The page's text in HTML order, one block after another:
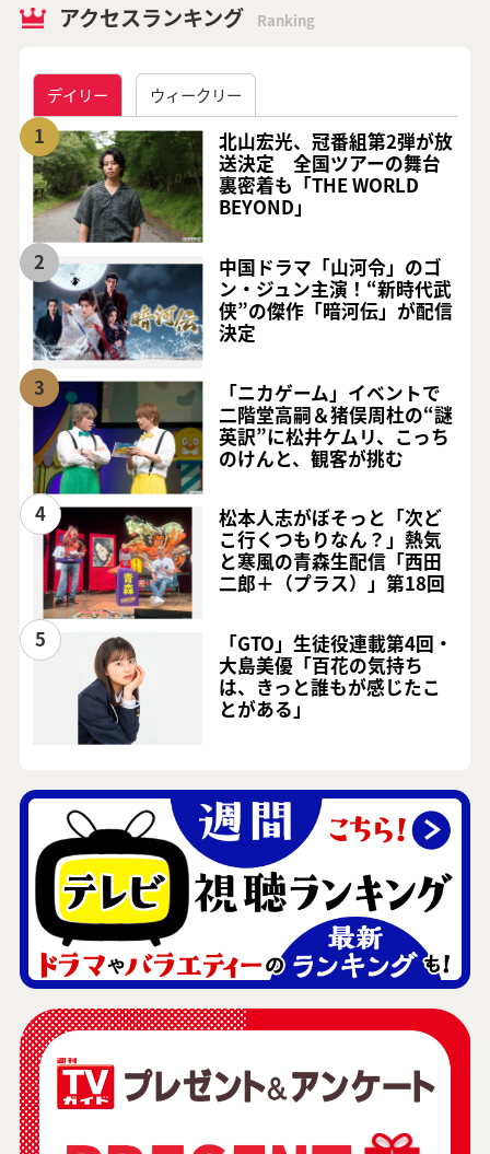
アクセスランキング Ranking
デイリー ウィークリー
1
北山宏光、冠番組第2弾が放
送決定 全国ツアーの舞台
裏密着も「THE WORLD
BEYOND」
2
中国ドラマ「山河令」のゴ
ン・ジュン主演！“新時代武
侠”の傑作「暗河伝」が配信
決定
3
「ニカゲーム」イベントで
二階堂高嗣＆猪俣周杜の“謎
英訳”に松井ケムリ、こっち
のけんと、観客が挑む
4
松本人志がぼそっと「次ど
こ行くつもりなん？」熱気
と寒風の青森生配信「西田
二郎＋（プラス）」第18回
5
「GTO」生徒役連載第4回・
大島美優「百花の気持ち
は、きっと誰もが感じたこ
とがある」